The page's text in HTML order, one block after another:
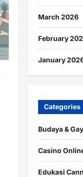
March 2026
February
January
Categories
Budaya &
Casino
Edukasi